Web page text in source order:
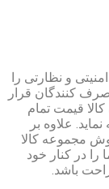
و نظارتی را
کنندگان قرار
قیمت تمام
علاوه بر
مجموعه کالا
در کنار خود
باشد.